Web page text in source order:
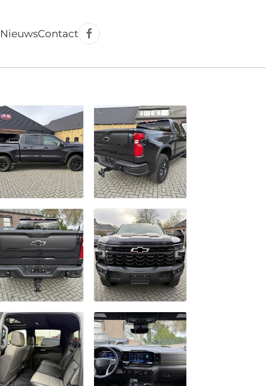
NieuwsContact